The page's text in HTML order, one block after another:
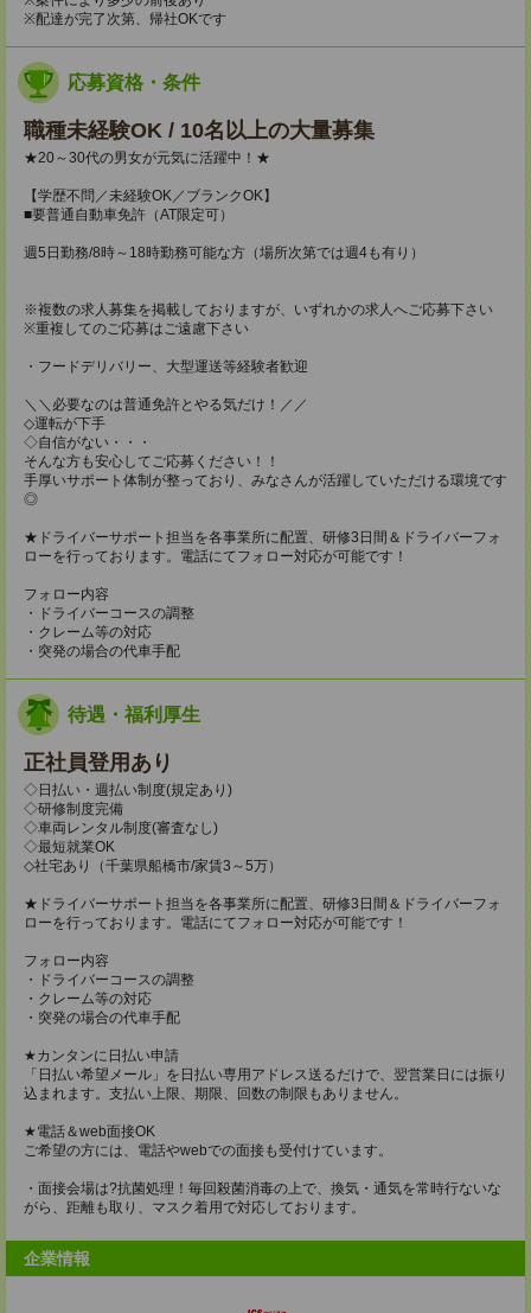
※配達が完了次第、帰社OKです
応募資格・条件
職種未経験OK / 10名以上の大量募集
★20～30代の男女が元気に活躍中！★
【学歴不問／未経験OK／ブランクOK】
■要普通自動車免許（AT限定可）
週5日勤務/8時～18時勤務可能な方（場所次第では週4も有り）
※複数の求人募集を掲載しておりますが、いずれかの求人へご応募下さい
※重複してのご応募はご遠慮下さい
・フードデリバリー、大型運送等経験者歓迎
＼＼必要なのは普通免許とやる気だけ！／／
◇運転が下手
◇自信がない・・・
そんな方も安心してご応募ください！！
手厚いサポート体制が整っており、みなさんが活躍していただける環境です
◎
★ドライバーサポート担当を各事業所に配置、研修3日間＆ドライバーフォ
ローを行っております。電話にてフォロー対応が可能です！
フォロー内容
・ドライバーコースの調整
・クレーム等の対応
・突発の場合の代車手配
待遇・福利厚生
正社員登用あり
◇日払い・週払い制度(規定あり)
◇研修制度完備
◇車両レンタル制度(審査なし)
◇最短就業OK
◇社宅あり（千葉県船橋市/家賃3～5万）
★ドライバーサポート担当を各事業所に配置、研修3日間＆ドライバーフォ
ローを行っております。電話にてフォロー対応が可能です！
フォロー内容
・ドライバーコースの調整
・クレーム等の対応
・突発の場合の代車手配
★カンタンに日払い申請
「日払い希望メール」を日払い専用アドレス送るだけで、翌営業日には振り
込まれます。支払い上限、期限、回数の制限もありません。
★電話＆web面接OK
ご希望の方には、電話やwebでの面接も受付けています。
・面接会場は?抗菌処理！毎回殺菌消毒の上で、換気・通気を常時行ないな
がら、距離も取り、マスク着用で対応しております。
企業情報